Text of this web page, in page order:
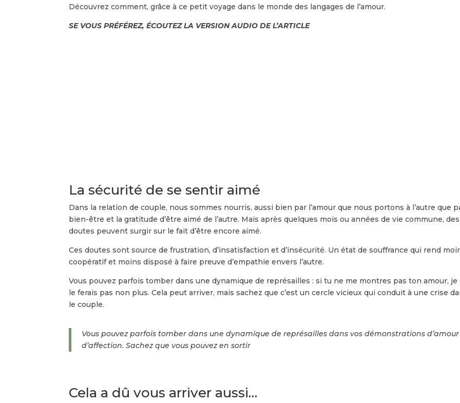
Découvrez comment, grâce à ce petit voyage dans le monde des langages de l’amour.
SE VOUS PRÉFÉREZ, ÉCOUTEZ LA VERSION AUDIO DE L’ARTICLE
La sécurité de se sentir aimé
Dans la relation de couple, nous sommes nourris, aussi bien par l’amour que nous portons à l’autre que
bien-être et la gratitude d’être aimé de l’autre. Mais après quelques mois ou années de vie commune, des
doutes peuvent surgir sur le fait d’être encore aimé.
Ces doutes sont source de frustration, d’insatisfaction et d’insécurité. Un état de souffrance qui rend
coopératif et moins disposé à faire preuve d’empathie envers l’autre.
Vous pouvez parfois tomber dans une dynamique de représailles : si tu ne me montres pas ton amour, je
le ferais pas non plus. Cela peut arriver, mais sachez que c’est un cercle vicieux qui conduit à une crise
le couple.
Vous pouvez parfois tomber dans une dynamique de représailles dans vos démonstrations
d’affection. Sachez que vous pouvez en sortir
Cela a dû vous arriver aussi…